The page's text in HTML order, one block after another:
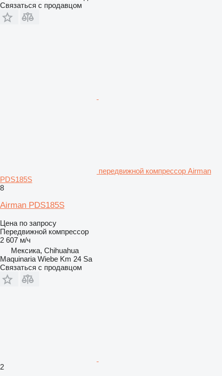
Связаться с продавцом
передвижной компрессор Airman
PDS185S
8
Airman PDS185S
Цена по запросу
Передвижной компрессор
2 607 м/ч
Мексика, Chihuahua
Maquinaria Wiebe Km 24 Sa
Связаться с продавцом
2